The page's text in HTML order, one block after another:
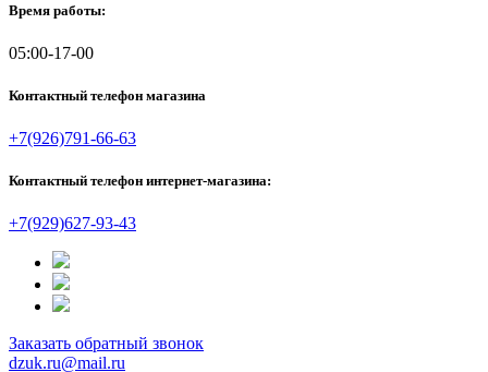
Время работы:
05:00-17-00
Контактный телефон магазина
+7(926)791-66-63
Контактный телефон интернет-магазина:
+7(929)627-93-43
Заказать обратный звонок
dzuk.ru@mail.ru